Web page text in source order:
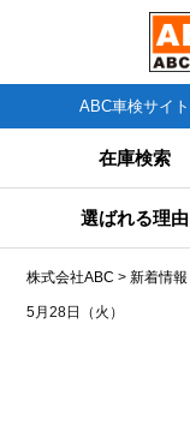
ABC車検サイト
在庫検索
選ばれる理由
株式会社ABC >新着情報
5月28日（火）